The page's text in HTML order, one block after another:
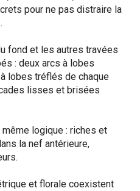
pour ne pas distraire la
fond et les autres travées
: deux arcs à lobes
lobes tréflés de chaque
lisses et brisées
logique : riches et
la nef antérieure,
et florale coexistent